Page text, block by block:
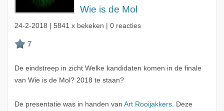
Wie is de Mol
24-2-2018 | 5841 x bekeken | 0 reacties
De eindstreep in zicht Welke kandidaten komen in de finale
van Wie is de Mol? 2018 te staan?
De presentatie was in handen van Art Rooijakkers. Deze